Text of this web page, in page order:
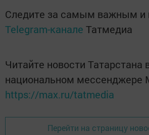
Следите за самым важным и
Telegram-канале Татмедиа
Читайте новости Татарстана
национальном мессенджере
https://max.ru/tatmedia
Перейти на страницу